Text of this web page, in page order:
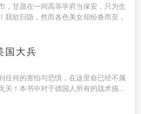
，甘愿在一间高等学府当保安，只为生
我欲归隐，然而各色美女却纷沓而至，
国大兵
任何的害怕与恐惧，在这里命已经不属
关！本书中对于德国人所有的战术描...